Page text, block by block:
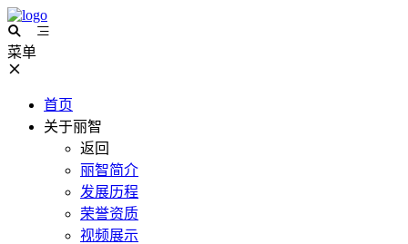
菜单
首页
关于丽智
返回
丽智简介
发展历程
荣誉资质
视频展示